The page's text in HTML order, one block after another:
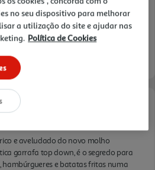
e aveludado do novo molho
garrafa top down, é o segredo para
hambúrgueres e batatas fritas numa
no seu dispositivo para melhorar
a utilização do site e ajudar nas
Política de Cookies